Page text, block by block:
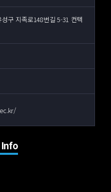
구 지족로148번길 5-31 컨텍
Info